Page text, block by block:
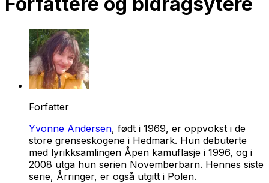
Forfatter
Yvonne Andersen, født i 1969, er oppvokst i de
store grenseskogene i Hedmark. Hun debuterte
med lyrikksamlingen Åpen kamuflasje i 1996, og i
2008 utga hun serien Novemberbarn. Hennes siste
serie, Årringer, er også utgitt i Polen.